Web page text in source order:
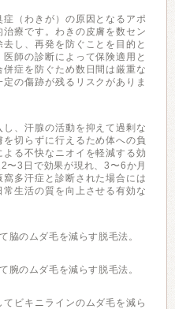
（わきが）の原因となるアポ
療です。わきの皮膚を数セン
し、再発を防ぐことを目的と
師の診断によって保険適用と
症を防ぐため数日間は厳重な
の傷跡が残るリスクがありま
、汗腺の活動を抑えて過剰な
切らずに行えるため体への負
る不快なニオイを軽減する効
〜3日で効果が現れ、3〜6か月
多汗症と診断された場合には
生活の質を向上させる有効な
脇のムダ毛を減らす脱毛法。
腕のムダ毛を減らす脱毛法。
ビキニラインのムダ毛を減ら